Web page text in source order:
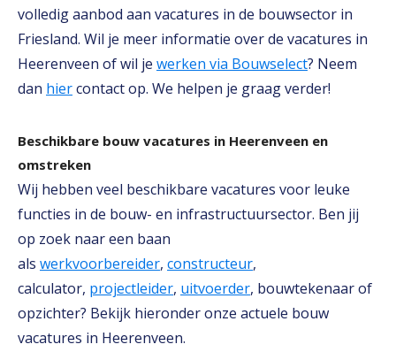
volledig aanbod aan vacatures in de bouwsector in
Friesland. Wil je meer informatie over de vacatures in
Heerenveen of wil je werken via Bouwselect? Neem
dan hiercontact op. We helpen je graag verder!
Beschikbare bouw vacatures in Heerenveen en
omstreken
Wij hebben veel beschikbare vacatures voor leuke
functies in de bouw- en infrastructuursector. Ben jij
op zoek naar een baan
als werkvoorbereider, constructeur,
calculator, projectleider, uitvoerder, bouwtekenaar of
opzichter? Bekijk hieronder onze actuele bouw
vacatures in Heerenveen.